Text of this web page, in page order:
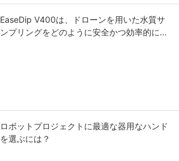
EaseDip V400は、ドローンを用いた水質サ
ンプリングをどのように安全かつ効率的に行
ロボットプロジェクトに最適な器用なハンド
を選ぶには？